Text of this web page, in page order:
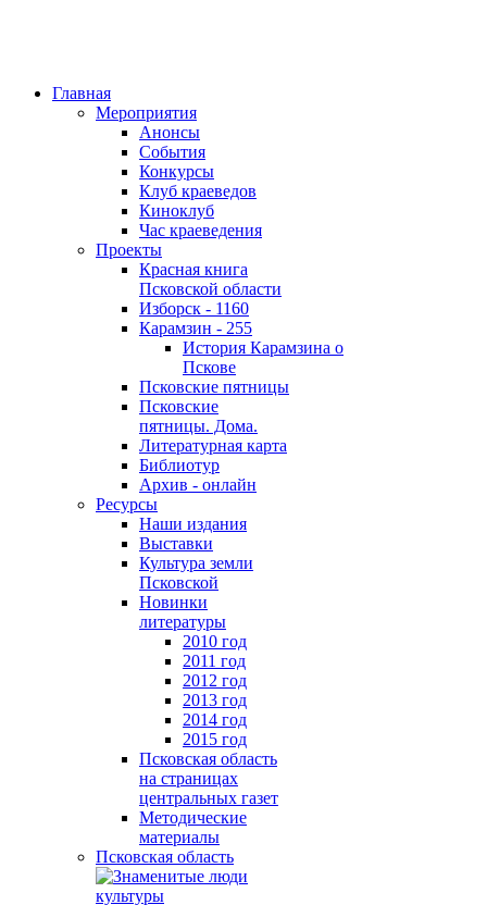
Главная
Мероприятия
Анонсы
События
Конкурсы
Клуб краеведов
Киноклуб
Час краеведения
Проекты
Красная книга
Псковской области
Изборск - 1160
Карамзин - 255
История Карамзина о
Пскове
Псковские пятницы
Псковские
пятницы. Дома.
Литературная карта
Библиотур
Архив - онлайн
Ресурсы
Наши издания
Выставки
Культура земли
Псковской
Новинки
литературы
2010 год
2011 год
2012 год
2013 год
2014 год
2015 год
Псковская область
на страницах
центральных газет
Методические
материалы
Псковская область